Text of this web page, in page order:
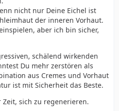
nicht nur Deine Eichel ist
der inneren Vorhaut.
aber ich bin sicher,
schälend wirkenden
Du mehr zerstören als
aus Cremes und Vorhaut
ist mit Sicherheit das Beste.
sich zu regenerieren.